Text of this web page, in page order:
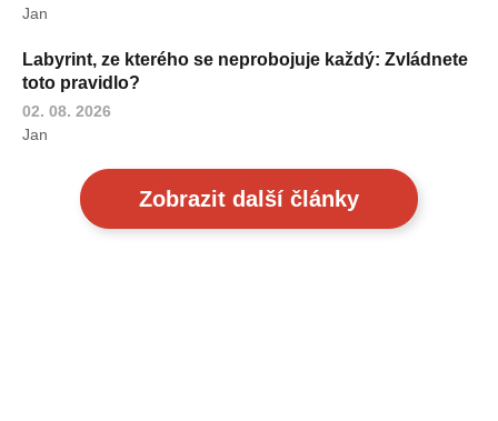
Jan
Labyrint, ze kterého se neprobojuje každý: Zvládnete
toto pravidlo?
02. 08. 2026
Jan
Zobrazit další články